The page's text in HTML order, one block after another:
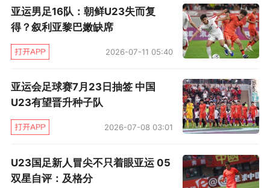
除了NBA赛场，安东尼在国际舞台也有辉煌成
就。他曾四次代表美国男篮出战奥运会，三夺金
牌，一度是美国男篮奥运队史得分王（目前被杜
兰特超越）。由于在FIBA赛场的出色发挥，“奥运
瓜”的绰号也在球迷之间传开。这些成就和NCAA
那一冠都让安东尼第一时间进入名人堂顺理成
将荣誉摆在一旁，安东尼留给篮球历史的绝不止
亚运男足16队：朝鲜U23失而复
得？叙利亚黎巴嫩缺席
2026-07-11 05:40
亚运会足球赛7月23日抽签 中国
U23有望晋升种子队
2026-07-08 03:01
U23国足新人冒尖不只着眼亚运 05
双星自评：及格分